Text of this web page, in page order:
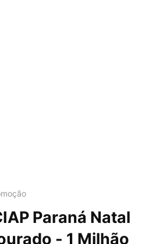
Paraná Natal
- 1 Milhão